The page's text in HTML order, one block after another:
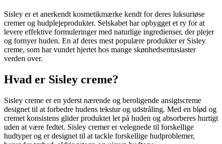
Sisley er et anerkendt kosmetikmærke kendt for deres luksuriøse
cremer og hudplejeprodukter. Selskabet har opbygget et ry for at
levere effektive formuleringer med naturlige ingredienser, der plejer
og fornyer huden. En af deres mest populære produkter er Sisley
creme, som har vundet hjertet hos mange skønhedsentusiaster
verden over.
Hvad er Sisley creme?
Sisley creme er en yderst nærende og beroligende ansigtscreme
designet til at forbedre hudens tekstur og udstråling. Med en blød og
cremet konsistens glider produktet let på huden og absorberes hurtigt
uden at være fedtet. Sisley cremer er velegnede til forskellige
hudtyper og er designet til at tackle forskellige hudproblemer,